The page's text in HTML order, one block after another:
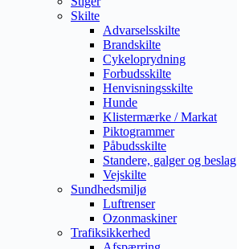
Skilte
Advarselsskilte
Brandskilte
Cykeloprydning
Forbudsskilte
Henvisningsskilte
Hunde
Klistermærke / Markat
Piktogrammer
Påbudsskilte
Standere, galger og beslag
Vejskilte
Sundhedsmiljø
Luftrenser
Ozonmaskiner
Trafiksikkerhed